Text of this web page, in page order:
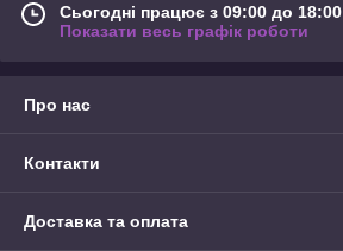
Сьогодні працює з 09:00 до 18:00
Показати весь графік роботи
Про нас
Контакти
Доставка та оплата